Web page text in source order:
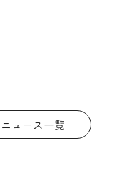
ニュース一覧